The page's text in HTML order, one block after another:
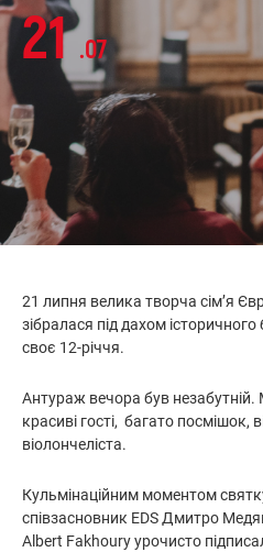
21.07
21 липня велика творча сім’я
зібралася під дахом
своє 12-річчя.
Антураж вечора був
красиві гості, багато посмішок,
віолончеліста.
Кульмінаційним моментом
співзасновник EDS Дмитро
Albert Fakhouryурочисто